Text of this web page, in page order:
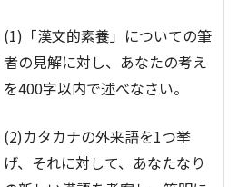
(1)「漢文的素養」についての筆
者の見解に対し、あなたの考え
を400字以内で述べなさい。
(2)カタカナの外来語を1つ挙
げ、それに対して、あなたなり